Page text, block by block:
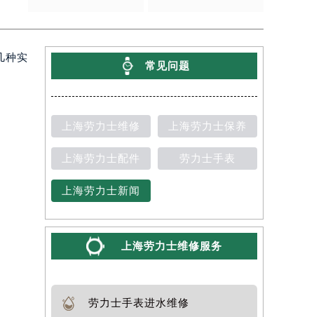
种实
常见问题
上海劳力士维修 上海劳力士保养
上海劳力士配件 劳力士手表
上海劳力士新闻
上海劳力士维修服务
劳力士手表进水维修